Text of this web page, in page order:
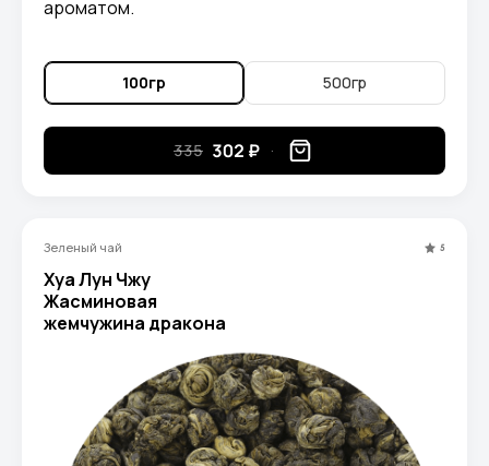
ароматом.
100гр 500гр
335 302 ₽
Зеленый чай 5
Хуа Лун Чжу
Жасминовая
жемчужина дракона